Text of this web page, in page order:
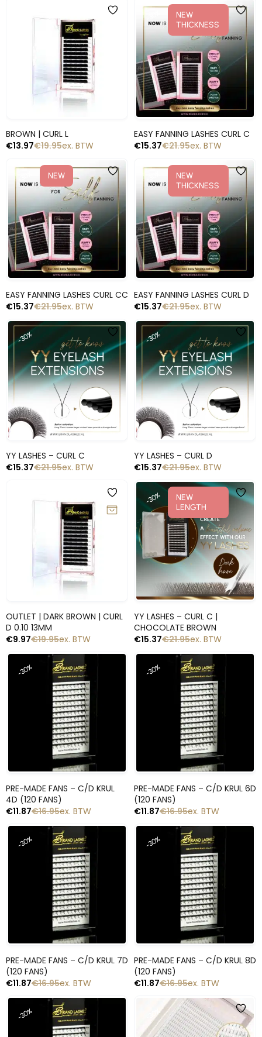
-30%
BROWN | CURL L
€19.95
€13.97 ex. BTW
-30%
NEW
THICKNESS
EASY FANNING LASHES CURL C
€21.95
€15.37 ex. BTW
-30% NEW
EASY FANNING LASHES CURL CC
€21.95
€15.37 ex. BTW
-30%
NEW
THICKNESS
EASY FANNING LASHES CURL D
€21.95
€15.37 ex. BTW
-30%
YY LASHES – CURL C
€21.95
€15.37 ex. BTW
-30%
YY LASHES – CURL D
€21.95
€15.37 ex. BTW
-50%
OUTLET | DARK BROWN | CURL
D 0.10 13MM
€19.95
€9.97 ex. BTW
-30%
NEW
LENGTH
Snelle blik
YY LASHES – CURL C |
CHOCOLATE BROWN
€21.95
€15.37 ex. BTW
-30%
Snelle blik
PRE-MADE FANS – C/D KRUL
4D (120 FANS)
€16.95
€11.87 ex. BTW
-30%
Snelle blik
PRE-MADE FANS – C/D KRUL 6D
(120 FANS)
€16.95
€11.87 ex. BTW
-30%
Snelle blik
PRE-MADE FANS – C/D KRUL 7D
(120 FANS)
€16.95
€11.87 ex. BTW
-30%
Snelle blik
PRE-MADE FANS – C/D KRUL 8D
(120 FANS)
€16.95
€11.87 ex. BTW
-30% -30%